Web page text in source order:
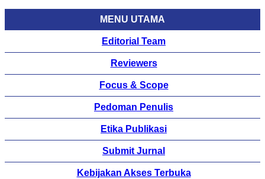
MENU UTAMA
Editorial Team
Reviewers
Focus & Scope
Pedoman Penulis
Etika Publikasi
Submit Jurnal
Kebijakan Akses Terbuka